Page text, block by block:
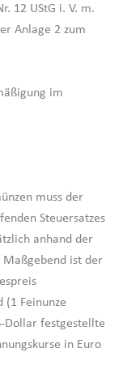
12 UStG i. V. m.
Anlage 2 zum
im
muss der
Steuersatzes
anhand der
ist der
(1 Feinunze
Dollar festgestellte
in Euro